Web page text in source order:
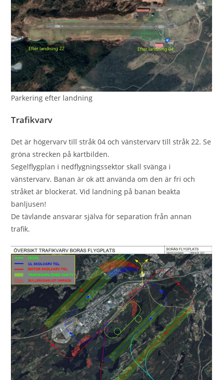
Parkering efter landning
Traﬁkvarv
Det är högervarv till stråk 04 och vänstervarv till stråk 22. Se
gröna strecken på kartbilden.
Segelflygplan i nedflygningssektor skall svänga i
vänstervarv. Banan är ok att använda om den är fri och
stråket är blockerat. Vid landning på banan beakta
banljusen!
De tävlande ansvarar själva för separation från annan
trafik.